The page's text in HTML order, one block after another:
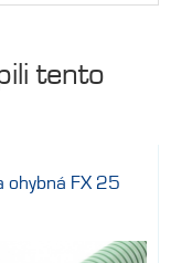
tento
ohybná FX 25